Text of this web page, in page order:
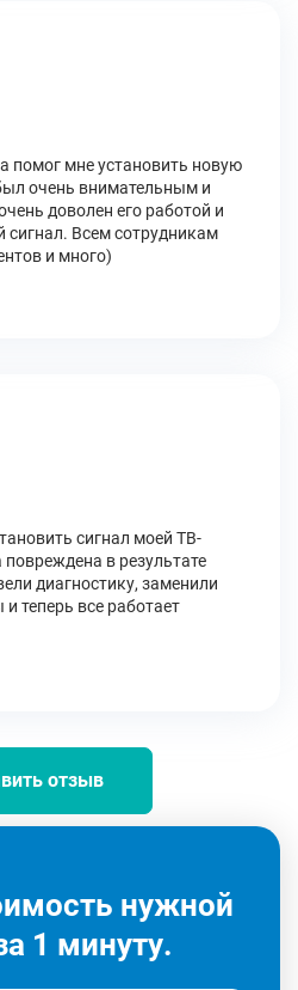
помог мне установить новую
очень внимательным и
доволен его работой и
сигнал. Всем сотрудникам
и много)
сигнал моей ТВ-
в результате
диагностику, заменили
теперь все работает
отзыв
нужной
1 минуту.